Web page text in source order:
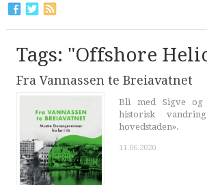
Tags: "Offshore
Fra Vannassen te Breiavatnet
Bli med Sigve og
historisk
hovedstaden».
11.06.2020